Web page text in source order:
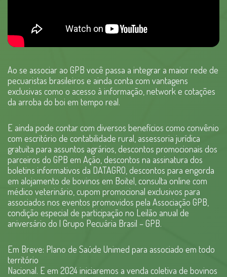
Ao se associar ao GPB você passa a integrar a maior rede de
pecuaristas brasileiros e ainda conta com vantagens
exclusivas como o acesso à informação, network e cotações
da arroba do boi em tempo real.
E ainda pode contar com diversos benefícios como convênio
com escritório de contabilidade rural, assessoria jurídica
gratuita para assuntos agrários, descontos promocionais dos
parceiros do GPB em Ação, descontos na assinatura dos
boletins informativos da DATAGRO, descontos para engorda
em alojamento de bovinos em Boitel, consulta online com
médico veterinário, cupom promocional exclusivos para
associados nos eventos promovidos pela Associação GPB,
condição especial de participação no Leilão anual de
aniversário do l Grupo Pecuária Brasil – GPB.
Em Breve: Plano de Saúde Unimed para associado em todo
território
Nacional. E em 2024 iniciaremos a venda coletiva de bovinos